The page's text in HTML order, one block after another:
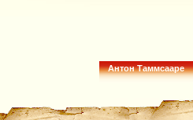
Антон Таммсааре